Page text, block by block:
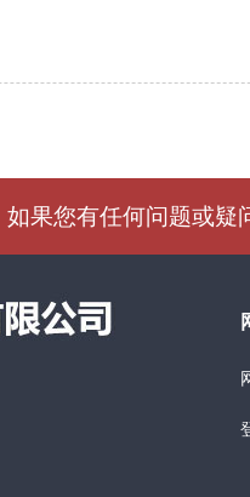
如果您有任何问题或疑